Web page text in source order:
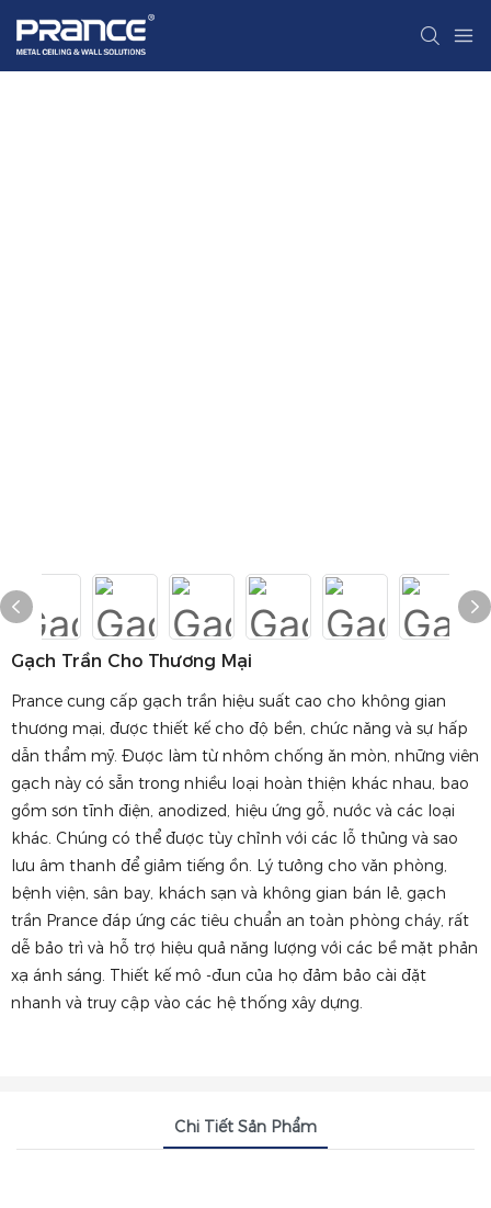
Gạch Trần Cho Thương Mại
Prance cung cấp gạch trần hiệu suất cao cho không gian
thương mại, được thiết kế cho độ bền, chức năng và sự hấp
dẫn thẩm mỹ. Được làm từ nhôm chống ăn mòn, những viên
gạch này có sẵn trong nhiều loại hoàn thiện khác nhau, bao
gồm sơn tĩnh điện, anodized, hiệu ứng gỗ, nước và các loại
khác. Chúng có thể được tùy chỉnh với các lỗ thủng và sao
lưu âm thanh để giảm tiếng ồn. Lý tưởng cho văn phòng,
bệnh viện, sân bay, khách sạn và không gian bán lẻ, gạch
trần Prance đáp ứng các tiêu chuẩn an toàn phòng cháy, rất
dễ bảo trì và hỗ trợ hiệu quả năng lượng với các bề mặt phản
xạ ánh sáng. Thiết kế mô -đun của họ đảm bảo cài đặt
nhanh và truy cập vào các hệ thống xây dựng.
Chi Tiết Sản Phẩm